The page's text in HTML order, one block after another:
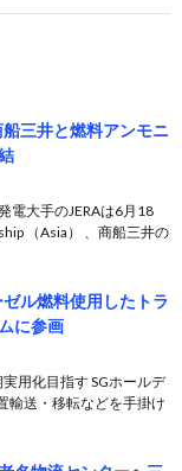
三井と燃料アンモニ
電大手のJERAは6月18
（Asia） 、商船三井の
ル燃料使用したトラ
に参画
用化目指す SGホールデ
輸送・移転などを手掛け